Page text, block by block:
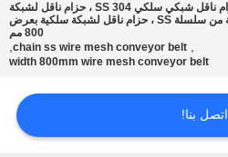
حزام ناقل شبكي سلكي 304 SS ، حزام ناقل لشبكة
سلكية من سلسلة SS ، حزام ناقل لشبكة سلكية بعرض
800 مم
,
chain ss wire mesh conveyor belt
,
width 800mm wire mesh conveyor belt
اتصل بنا!